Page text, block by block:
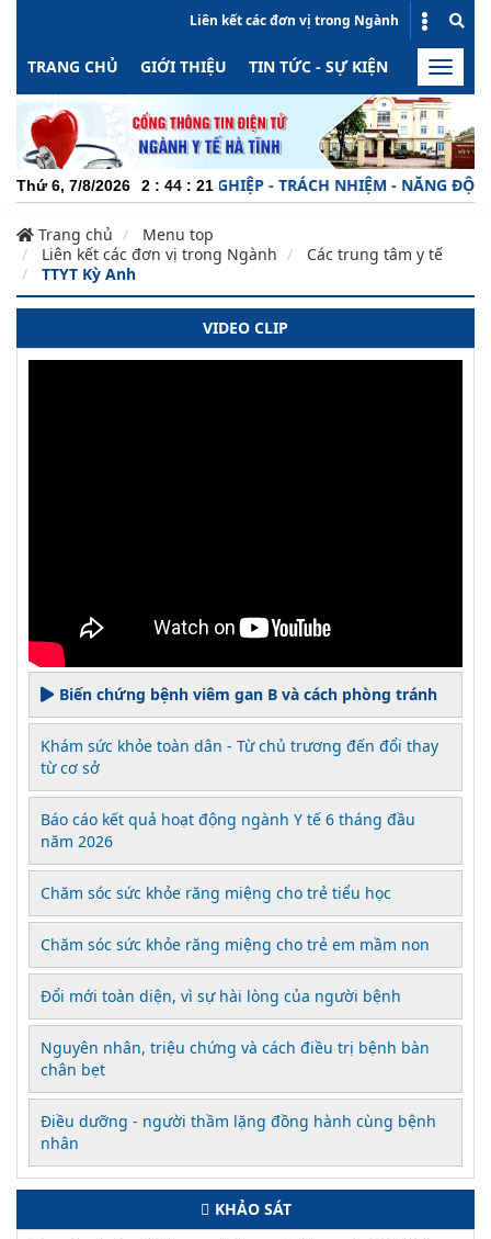
Liên kết các đơn vị trong Ngành
TRANG CHỦ GIỚI THIỆU TIN TỨC - SỰ KIỆN HOẠT
Toggle
Thứ 6, 7/8/2026 2 : 44 : 21
CHUYÊN NGHIỆP - TRÁCH NHIỆM - NĂNG
Trang chủ
Menu top
Liên kết các đơn vị trong Ngành
Các trung tâm y tế
TTYT Kỳ Anh
VIDEO CLIP
Biến chứng bệnh viêm gan B và cách phòng tránh
Khám sức khỏe toàn dân - Từ chủ trương đến đổi thay
từ cơ sở
Báo cáo kết quả hoạt động ngành Y tế 6 tháng đầu
năm 2026
Chăm sóc sức khỏe răng miệng cho trẻ tiểu học
Chăm sóc sức khỏe răng miệng cho trẻ em mầm non
Đổi mới toàn diện, vì sự hài lòng của người bệnh
Nguyên nhân, triệu chứng và cách điều trị bệnh bàn
chân bẹt
Điều dưỡng - người thầm lặng đồng hành cùng bệnh
nhân
KHẢO SÁT